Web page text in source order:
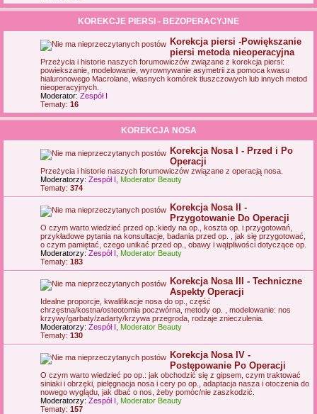
KOREKCJE PIERSI - BEZOPERACYJNE
Korekcja piersi -Powiększanie
piersi metoda nieoperacyjna
Przeżycia i historie naszych forumowiczów związane z korekcja piersi:
powiekszanie, modelowanie, wyrownywanie asymetrii za pomoca kwasu
hialuronowego Macrolane, własnych komórek tłuszczowych lub innych metod
nieoperacyjnych.
Moderator: Zespół I
Tematy: 16
KOREKCJA NOSA
Korekcja Nosa I - Przed i Po
Operacji
Przeżycia i historie naszych forumowiczów związane z operacją nosa.
Moderatorzy: Zespół I
Moderator Beauty
Tematy: 374
Korekcja Nosa II -
Przygotowanie Do Operacji
O czym warto wiedzieć przed op.:kiedy na op., koszta op. i przygotowań,
przykładowe pytania na konsultacje, badania przed op. , jak się przygotować,
o czym pamiętać, czego unikać przed op., obawy i wątpliwości dotyczące op.
Moderatorzy: Zespół I
Moderator Beauty
Tematy: 183
Korekcja Nosa III - Techniczne
Aspekty Operacji
Idealne proporcje, kwalifikacje nosa do op., część
chrzęstna/kostna/osteotomia poczwórna, metody op. , modelowanie: nos
krzywy/garbaty/zadarty/krzywa przegroda, rodzaje znieczulenia.
Moderatorzy: Zespół I
Moderator Beauty
Tematy: 130
Korekcja Nosa IV -
Postępowanie Po Operacji
O czym warto wiedzieć po op.: jak obchodzić się z gipsem, czym traktować
siniaki i obrzęki, pielęgnacja nosa i cery po op., adaptacja nasza i otoczenia do
nowego wyglądu, jak dbać o nos, żeby pomóc/nie zaszkodzić.
Moderatorzy: Zespół I
Moderator Beauty
Tematy: 157